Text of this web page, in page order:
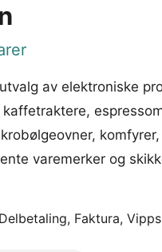
av elektroniske
varemerker og
Faktura, Vipps